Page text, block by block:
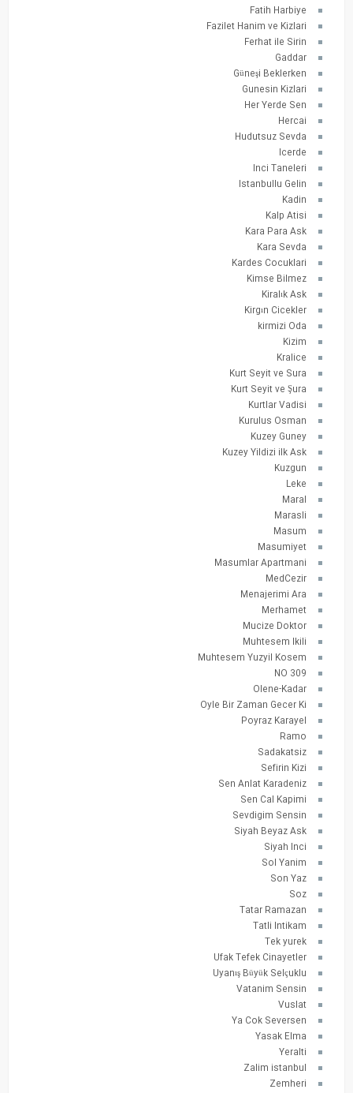
Fatih Harbiye
Fazilet Hanim ve Kizlari
Ferhat ile Sirin
Gaddar
Güneşi Beklerken
Gunesin Kizlari
Her Yerde Sen
Hercai
Hudutsuz Sevda
Icerde
Inci Taneleri
Istanbullu Gelin
Kadin
Kalp Atisi
Kara Para Ask
Kara Sevda
Kardes Cocuklari
Kimse Bilmez
Kiralık Ask
Kirgın Cicekler
kirmizi Oda
Kizim
Kralice
Kurt Seyit ve Sura
Kurt Seyit ve Şura
Kurtlar Vadisi
Kurulus Osman
Kuzey Guney
Kuzey Yildizi ilk Ask
Kuzgun
Leke
Maral
Marasli
Masum
Masumiyet
Masumlar Apartmani
MedCezir
Menajerimi Ara
Merhamet
Mucize Doktor
Muhtesem Ikili
Muhtesem Yuzyil Kosem
NO 309
Olene-Kadar
Oyle Bir Zaman Gecer Ki
Poyraz Karayel
Ramo
Sadakatsiz
Sefirin Kizi
Sen Anlat Karadeniz
Sen Cal Kapimi
Sevdigim Sensin
Siyah Beyaz Ask
Siyah Inci
Sol Yanim
Son Yaz
Soz
Tatar Ramazan
Tatli Intikam
Tek yurek
Ufak Tefek Cinayetler
Uyanış Büyük Selçuklu
Vatanim Sensin
Vuslat
Ya Cok Seversen
Yasak Elma
Yeralti
Zalim istanbul
Zemheri